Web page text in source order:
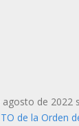
de 2022
de la Orden